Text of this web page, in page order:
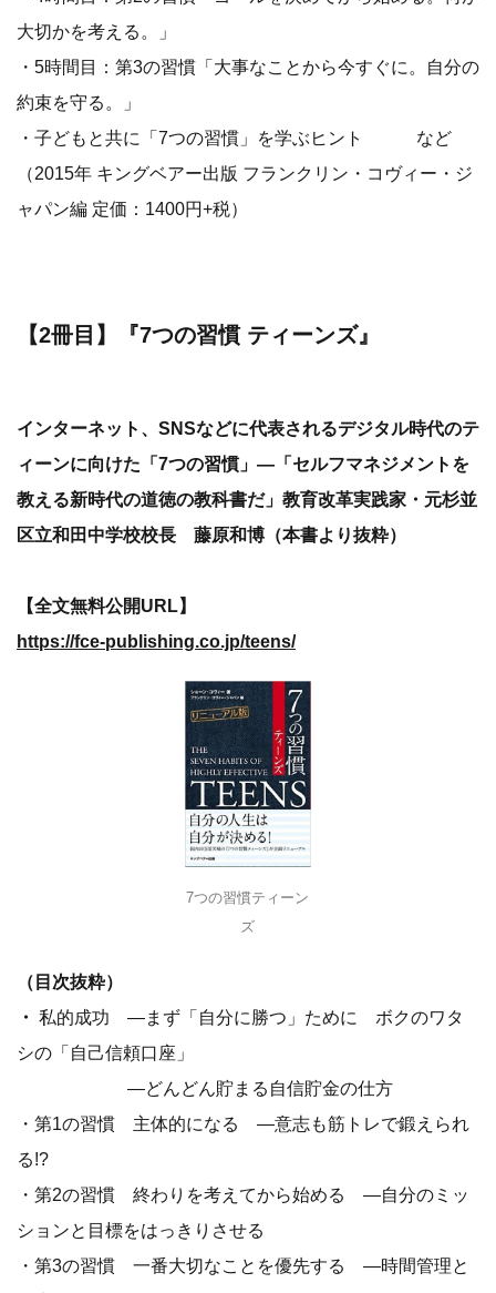
大切かを考える。」
・5時間目：第3の習慣「大事なことから今すぐに。自分の
約束を守る。」
・子どもと共に「7つの習慣」を学ぶヒント など
（2015年 キングベアー出版 フランクリン・コヴィー・ジ
ャパン編 定価：1400円+税）
【2冊目】『7つの習慣 ティーンズ』
インターネット、SNSなどに代表されるデジタル時代のテ
ィーンに向けた「7つの習慣」—「セルフマネジメントを
教える新時代の道徳の教科書だ」教育改革実践家・元杉並
区立和田中学校校長 藤原和博（本書より抜粋）
【全文無料公開URL】
https://fce-publishing.co.jp/teens/
7つの習慣ティーン
ズ
（目次抜粋）
・ 私的成功 ―まず「自分に勝つ」ために ボクのワタ
シの「自己信頼口座」
―どんどん貯まる自信貯金の仕方
・第1の習慣 主体的になる ―意志も筋トレで鍛えられ
る!?
・第2の習慣 終わりを考えてから始める ―自分のミッ
ションと目標をはっきりさせる
・第3の習慣 一番大切なことを優先する ―時間管理と